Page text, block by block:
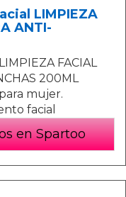
LIMPIEZA
ANTI-
FACIAL
200ML
mujer.
facial
en Spartoo